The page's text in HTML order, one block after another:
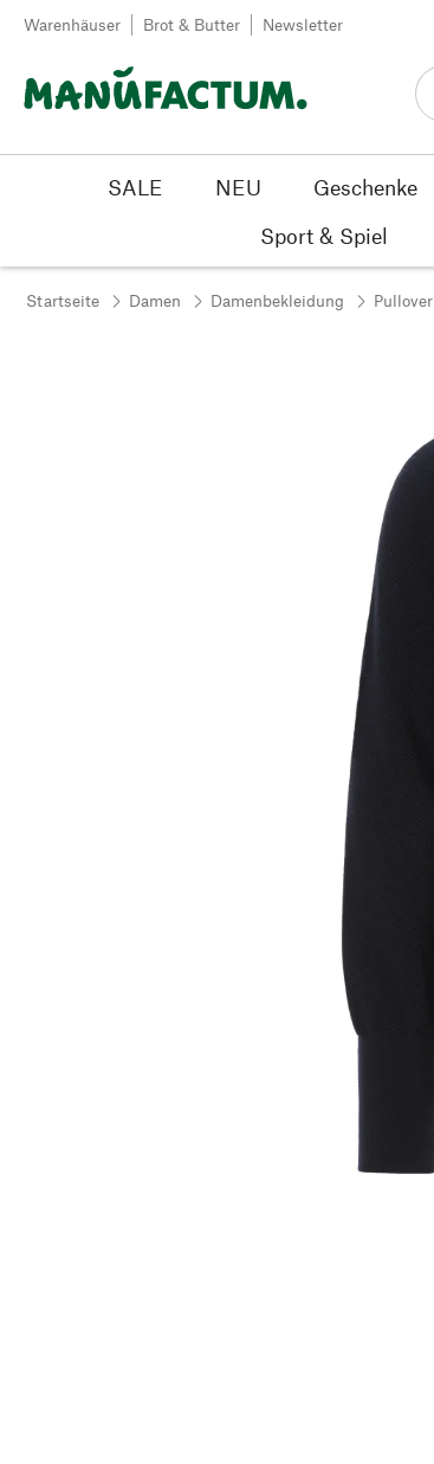
Zum Inhalt springen
Warenhäuser Brot & Butter Newsletter
SALE NEU Geschenke
Sport & Spiel
Startseite Damen Damenbekleidung Pullover